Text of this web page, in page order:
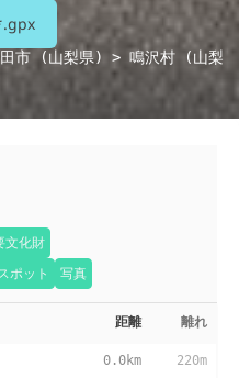
田市 (山梨県) > 鳴沢村 (山梨
文化財
ポット 写真
距離 離れ
0.0km 220m